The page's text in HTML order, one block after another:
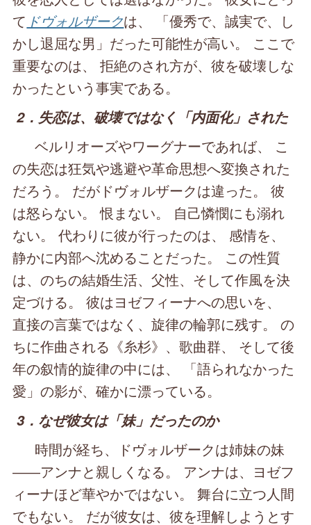
て ドヴォルザークは、 「優秀で、誠実で、し
かし退屈な男」だった可能性が高い。 ここで
重要なのは、 拒絶のされ方が、彼を破壊しな
かったという事実である。
2．失恋は、破壊ではなく「内面化」された
ベルリオーズやワーグナーであれば、 こ
の失恋は狂気や逃避や革命思想へ変換された
だろう。 だがドヴォルザークは違った。 彼
は怒らない。 恨まない。 自己憐憫にも溺れ
ない。 代わりに彼が行ったのは、 感情を、
静かに内部へ沈めることだった。 この性質
は、のちの結婚生活、父性、そして作風を決
定づける。 彼はヨゼフィーナへの思いを、
直接の言葉ではなく、旋律の輪郭に残す。 の
ちに作曲される《糸杉》、歌曲群、 そして後
年の叙情的旋律の中には、 「語られなかった
愛」の影が、確かに漂っている。
3．なぜ彼女は「妹」だったのか
時間が経ち、ドヴォルザークは姉妹の妹
――アンナと親しくなる。 アンナは、ヨゼフ
ィーナほど華やかではない。 舞台に立つ人間
でもない。 だが彼女は、彼を理解しようとす